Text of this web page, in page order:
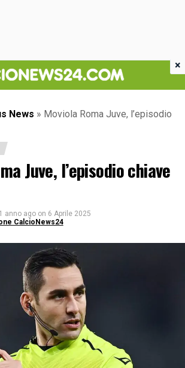
News » Moviola Roma Juve, l’episodio
Juve, l’episodio chiave
1 anno ago on 6 Aprile 2025
CalcioNews24
×